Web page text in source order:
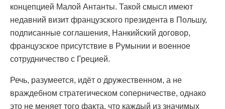
концепцией Малой Антанты. Такой смысл имеют
недавний визит французского президента в Польшу,
подписанные соглашения, Нанкийский договор,
французское присутствие в Румынии и военное
сотрудничество с Грецией.
Речь, разумеется, идёт о дружественном, а не
враждебном стратегическом соперничестве, однако
это не меняет того факта, что каждый из значимых